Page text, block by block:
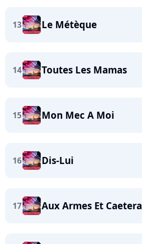
13 Le Métèque
14 Toutes Les Mamas
15 Mon Mec A Moi
16 Dis-Lui
17 Aux Armes Et Caetera